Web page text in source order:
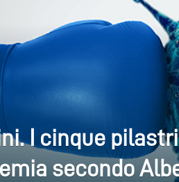
I cinque
secondo